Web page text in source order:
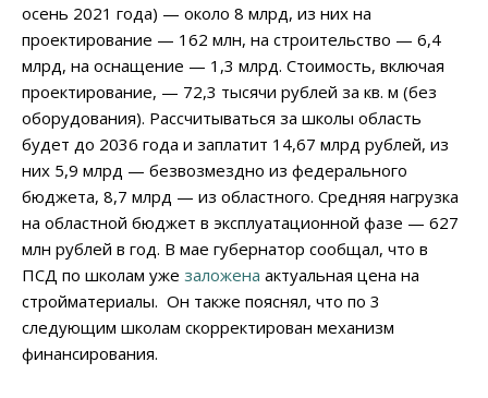
осень 2021 года) — около 8 млрд, из них на
проектирование — 162 млн, на строительство — 6,4
млрд, на оснащение — 1,3 млрд. Стоимость, включая
проектирование, — 72,3 тысячи рублей за кв. м (без
оборудования). Рассчитываться за школы область
будет до 2036 года и заплатит 14,67 млрд рублей, из
них 5,9 млрд — безвозмездно из федерального
бюджета, 8,7 млрд — из областного. Средняя нагрузка
на областной бюджет в эксплуатационной фазе — 627
млн рублей в год. В мае губернатор сообщал, что в
ПСД по школам уже заложена актуальная цена на
стройматериалы. Он также пояснял, что по 3
следующим школам скорректирован механизм
финансирования.